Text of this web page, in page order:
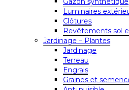
Luminaires
Clôtures
Revêtements sol
Jardinage – Plantes
Jardinage
Terreau
Engrais
Graines et